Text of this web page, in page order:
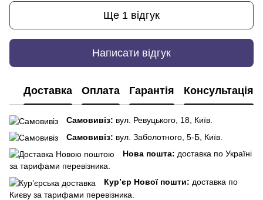
Ще 1 відгук
Написати відгук
Доставка Оплата Гарантія Консультація
Самовивіз: вул. Ревуцького, 18, Київ.
Самовивіз: вул. Заболотного, 5-Б, Київ.
Нова пошта: доставка по Україні
за тарифами перевізника.
Кур’єр Нової пошти: доставка по
Києву за тарифами перевізника.